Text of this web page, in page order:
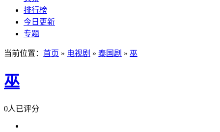
排行榜
今日更新
专题
当前位置： 首页 » 电视剧 » 泰国剧 » 巫
巫
0人已评分